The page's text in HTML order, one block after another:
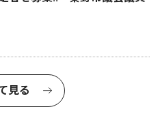
見る